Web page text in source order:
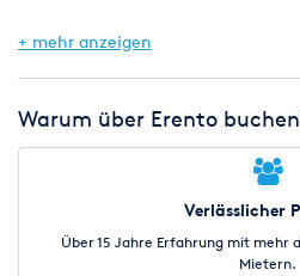
Essen
+ mehr anzeigen
Warum über Erento
Verlässlicher
Über 15 Jahre Erfahrung mit mehr
Mietern.